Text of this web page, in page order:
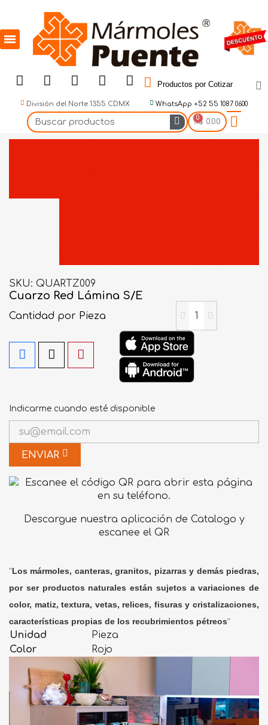
Productos por Cotizar
División del Norte 1355 CDMX WhatsApp +52 55 1087 0600
$ 0.00
SKU QUARTZ009
Cuarzo Red Lámina S/E
Cantidad por Pieza
Indicarme cuando esté disponible
ENVIAR
Descargue nuestra aplicación de Catalogo y
escanee el QR
"Los mármoles, canteras, granitos, pizarras y demás piedras,
por ser productos naturales están sujetos a variaciones de
color, matiz, textura, vetas, relices, fisuras y cristalizaciones,
características propias de los recubrimientos pétreos"
Unidad
Pieza
Color
Rojo